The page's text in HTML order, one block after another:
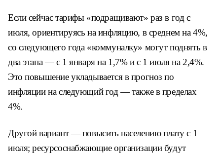
Если сейчас тарифы «подращивают» раз в год с
июля, ориентируясь на инфляцию, в среднем на 4%,
со следующего года «коммуналку» могут поднять в
два этапа — с 1 января на 1,7% и с 1 июля на 2,4%.
Это повышение укладывается в прогноз по
инфляции на следующий год — также в пределах
4%.
Другой вариант — повысить населению плату с 1
июля; ресурсоснабжающие организации будут